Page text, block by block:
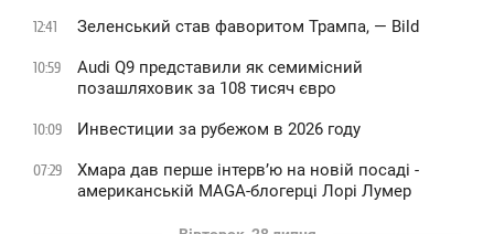
12:41 Зеленський став фаворитом Трампа, — Bild
10:59
Audi Q9 представили як семимісний
позашляховик за 108 тисяч євро
10:09 Инвестиции за рубежом в 2026 году
07:29
Хмара дав перше інтервʼю на новій посаді -
американській MAGA-блогерці Лорі Лумер